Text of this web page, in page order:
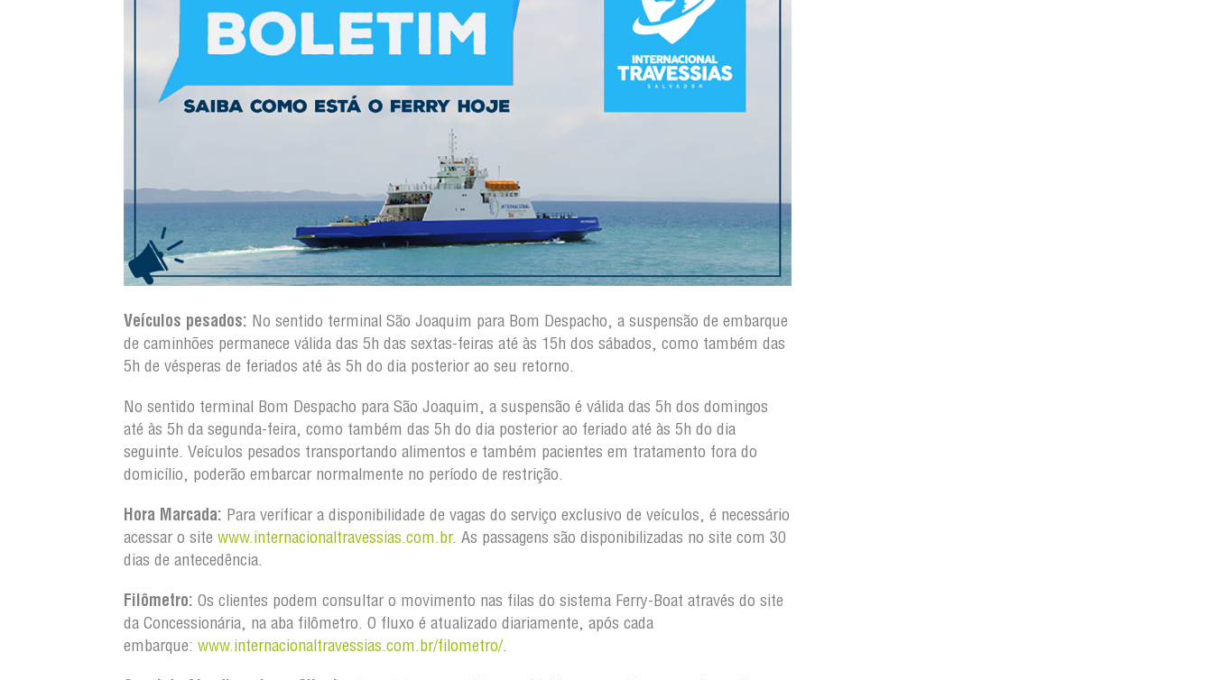
Veículos pesados: No sentido terminal São Joaquim para Bom Despacho, a suspensão de embarque
de caminhões permanece válida das 5h das sextas-feiras até às 15h dos sábados, como também das
5h de vésperas de feriados até às 5h do dia posterior ao seu retorno.
No sentido terminal Bom Despacho para São Joaquim, a suspensão é válida das 5h dos domingos
até às 5h da segunda-feira, como também das 5h do dia posterior ao feriado até às 5h do dia
seguinte. Veículos pesados transportando alimentos e também pacientes em tratamento fora do
domicílio, poderão embarcar normalmente no período de restrição.
Hora Marcada: Para verificar a disponibilidade de vagas do serviço exclusivo de veículos, é necessário
acessar o site www.internacionaltravessias.com.br. As passagens são disponibilizadas no site com 30
dias de antecedência.
Filômetro: Os clientes podem consultar o movimento nas filas do sistema Ferry-Boat através do site
da Concessionária, na aba filômetro. O fluxo é atualizado diariamente, após cada
embarque: www.internacionaltravessias.com.br/filometro/.